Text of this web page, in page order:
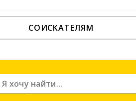
СОИСКАТЕЛЯМ